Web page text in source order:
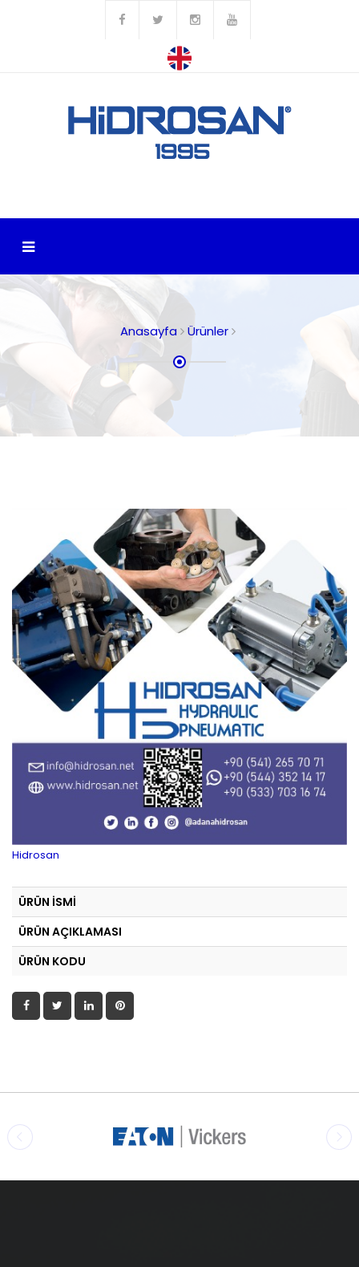
Anasayfa Ürünler
Hidrosan
ÜRÜN İSMİ
ÜRÜN AÇIKLAMASI
ÜRÜN KODU